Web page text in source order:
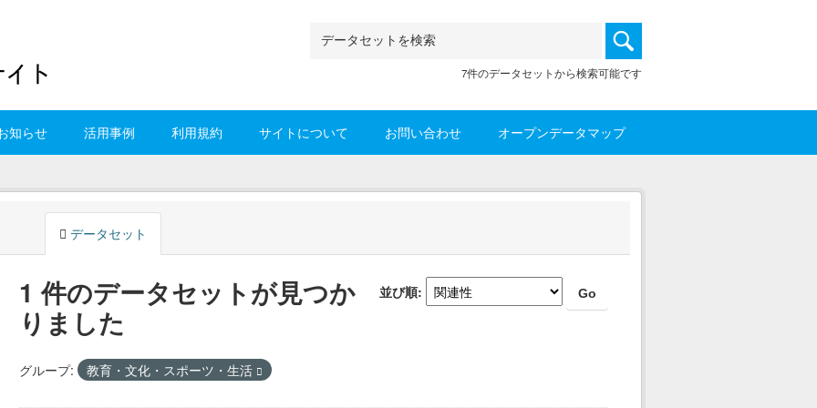
7件のデータセットから検索可能です
知らせ 活用事例 利用規約 サイトについて お問い合わせ オープンデータマップ
データセット
並び順 Go
1 件のデータセットが見つか
りました
グループ: 教育・文化・スポーツ・生活